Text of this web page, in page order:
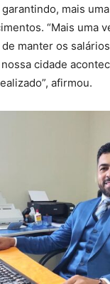
mais
“Mais uma
manter os
cidade
afirmou.